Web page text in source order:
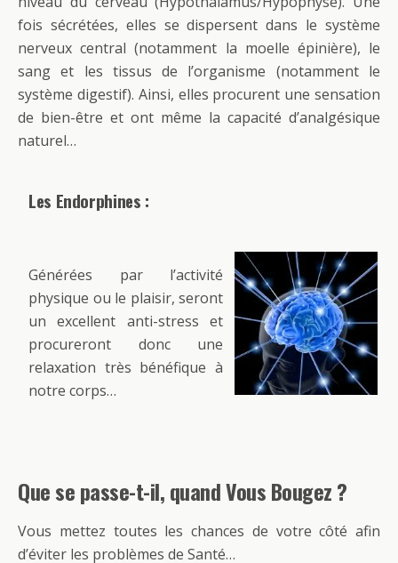
fois sécrétées, elles se dispersent dans le système
nerveux central (notamment la moelle épinière), le
sang et les tissus de l’organisme (notamment le
système digestif). Ainsi, elles procurent une sensation
de bien-être et ont même la capacité d’analgésique
naturel…
Les Endorphines :
Générées par l’activité
physique ou le plaisir, seront
un excellent anti-stress et
procureront donc une
relaxation très bénéfique à
notre corps…
Que se passe-t-il, quand Vous Bougez ?
Vous mettez toutes les chances de votre côté afin
d’éviter les problèmes de Santé…